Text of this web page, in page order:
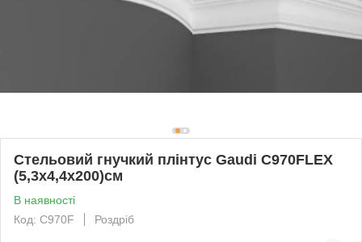
Стельовий гнучкий плінтус Gaudi C970FLEX
(5,3х4,4х200)см
В наявності
Код: C970F
Роздріб